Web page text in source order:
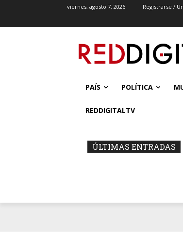
viernes, agosto 7, 2026 Registrarse /
PAÍS POLÍTICA
REDDIGITALTV
ÚLTIMAS ENTRADAS